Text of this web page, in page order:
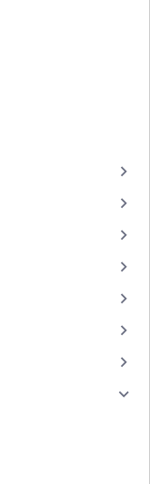
keyboard_arrow_right
keyboard_arrow_right
keyboard_arrow_right
keyboard_arrow_right
keyboard_arrow_right
keyboard_arrow_right
keyboard_arrow_right
keyboard_arrow_right